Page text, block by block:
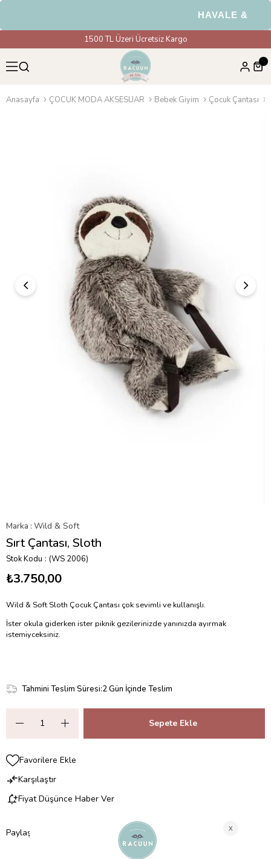
HAVALE &
1500 TL Üzeri Ücretsiz Kargo
Anasayfa ÇOCUK MODA AKSESUAR Bebek Giyim Çocuk Çantası
Marka : Wild & Soft
Sırt Çantası, Sloth
Stok Kodu (WS 2006)
₺3.750,00
Wild & Soft Sloth Çocuk Çantası çok sevimli ve kullanışlı.
İster okula giderken ister piknik gezilerinizde yanınızda ayırmak
istemiyceksiniz.
Tahmini Teslim Süresi:2 Gün İçinde Teslim
Favorilere Ekle
Karşılaştır
Fiyat Düşünce Haber Ver
Paylaş